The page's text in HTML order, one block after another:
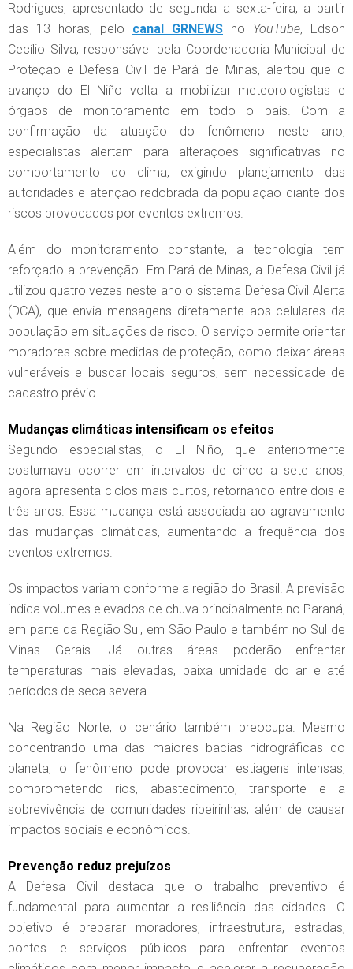
Rodrigues, apresentado de segunda a sexta-feira, a partir
das 13 horas, pelo canal GRNEWS no YouTube, Edson
Cecílio Silva, responsável pela Coordenadoria Municipal de
Proteção e Defesa Civil de Pará de Minas, alertou que o
avanço do El Niño volta a mobilizar meteorologistas e
órgãos de monitoramento em todo o país. Com a
confirmação da atuação do fenômeno neste ano,
especialistas alertam para alterações significativas no
comportamento do clima, exigindo planejamento das
autoridades e atenção redobrada da população diante dos
riscos provocados por eventos extremos.
Além do monitoramento constante, a tecnologia tem
reforçado a prevenção. Em Pará de Minas, a Defesa Civil já
utilizou quatro vezes neste ano o sistema Defesa Civil Alerta
(DCA), que envia mensagens diretamente aos celulares da
população em situações de risco. O serviço permite orientar
moradores sobre medidas de proteção, como deixar áreas
vulneráveis e buscar locais seguros, sem necessidade de
cadastro prévio.
Mudanças climáticas intensificam os efeitos
Segundo especialistas, o El Niño, que anteriormente
costumava ocorrer em intervalos de cinco a sete anos,
agora apresenta ciclos mais curtos, retornando entre dois e
três anos. Essa mudança está associada ao agravamento
das mudanças climáticas, aumentando a frequência dos
eventos extremos.
Os impactos variam conforme a região do Brasil. A previsão
indica volumes elevados de chuva principalmente no Paraná,
em parte da Região Sul, em São Paulo e também no Sul de
Minas Gerais. Já outras áreas poderão enfrentar
temperaturas mais elevadas, baixa umidade do ar e até
períodos de seca severa.
Na Região Norte, o cenário também preocupa. Mesmo
concentrando uma das maiores bacias hidrográficas do
planeta, o fenômeno pode provocar estiagens intensas,
comprometendo rios, abastecimento, transporte e a
sobrevivência de comunidades ribeirinhas, além de causar
impactos sociais e econômicos.
Prevenção reduz prejuízos
A Defesa Civil destaca que o trabalho preventivo é
fundamental para aumentar a resiliência das cidades. O
objetivo é preparar moradores, infraestrutura, estradas,
pontes e serviços públicos para enfrentar eventos